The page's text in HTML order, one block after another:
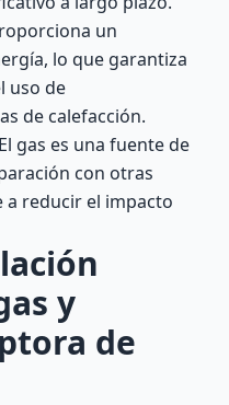
un
lo que garantiza
uso de
de calefacción.
gas es una fuente de
con otras
a reducir el impacto
y
de